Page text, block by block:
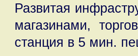
Развитая
магазинами,
станция в 5 мин.